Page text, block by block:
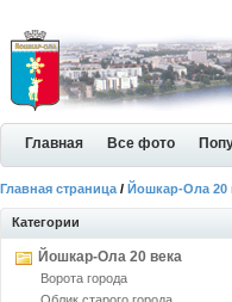
Главная Все фото
Главная страница / Йошкар-Ола 20
Категории
Йошкар-Ола 20 века
Ворота города